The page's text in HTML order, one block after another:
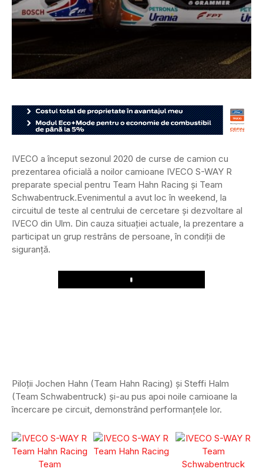
IVECO a început sezonul 2020 de curse de camion cu
prezentarea oficială a noilor camioane IVECO S-WAY R
preparate special pentru Team Hahn Racing și Team
Schwabentruck.Evenimentul a avut loc în weekend, la
circuitul de teste al centrului de cercetare și dezvoltare al
IVECO din Ulm. Din cauza situației actuale, la prezentare a
participat un grup restrâns de persoane, în condiții de
siguranță.
Play
Piloții Jochen Hahn (Team Hahn Racing) și Steffi Halm
(Team Schwabentruck) și-au pus apoi noile camioane la
încercare pe circuit, demonstrând performanțele lor.